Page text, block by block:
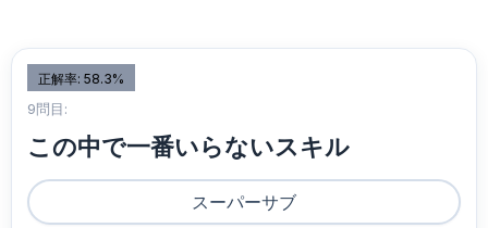
正解率: 58.3%
9問目:
この中で一番いらないスキル
スーパーサブ